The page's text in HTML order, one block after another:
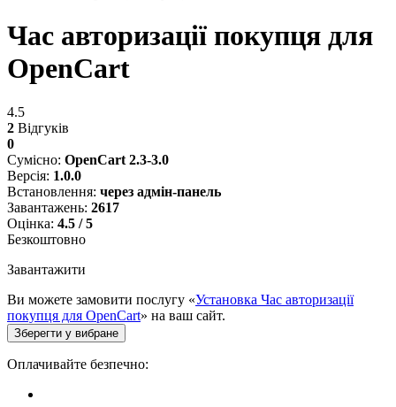
Час авторизації покупця для
OpenCart
4.5
2 Відгуків
0
Сумісно: OpenCart 2.3-3.0
Версія: 1.0.0
Встановлення: через адмін-панель
Завантажень: 2617
Оцінка: 4.5 / 5
Безкоштовно
Завантажити
Ви можете замовити послугу «Установка Час авторизації
покупця для OpenCart» на ваш сайт.
Зберегти у вибране
Оплачивайте безпечно: